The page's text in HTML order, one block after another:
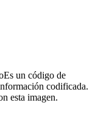
Es un código de
codificada.
esta imagen.